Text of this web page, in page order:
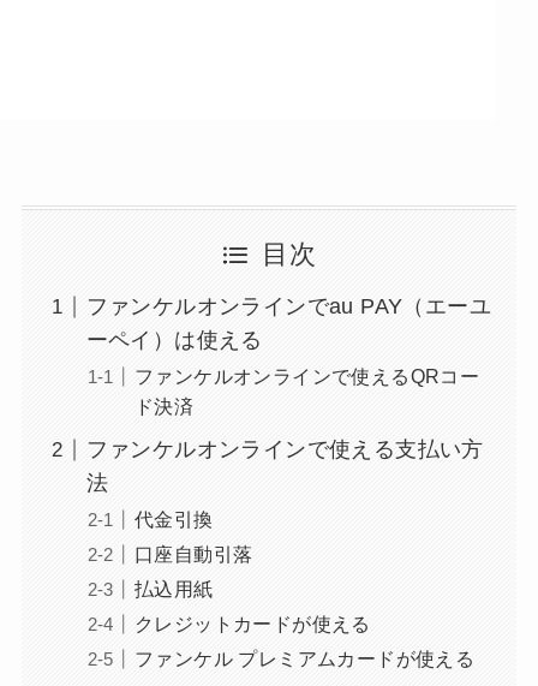
目次
ファンケルオンラインでau PAY（エーユ
ーペイ）は使える
ファンケルオンラインで使えるQRコー
ド決済
ファンケルオンラインで使える支払い方
法
代金引換
口座自動引落
払込用紙
クレジットカードが使える
ファンケル プレミアムカードが使える